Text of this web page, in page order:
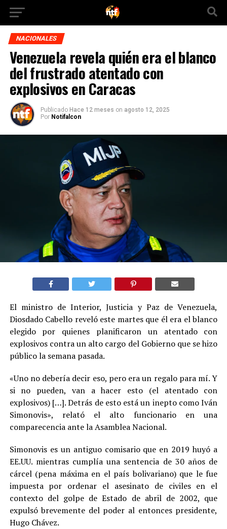
NACIONALES
Venezuela revela quién era el blanco
del frustrado atentado con
explosivos en Caracas
Publicado Hace 12 meses on agosto 12, 2025
Por Notifalcon
El ministro de Interior, Justicia y Paz de Venezuela,
Diosdado Cabello reveló este martes que él era el blanco
elegido por quienes planificaron un atentado con
explosivos contra un alto cargo del Gobierno que se hizo
público la semana pasada.
«Uno no debería decir eso, pero era un regalo para mí. Y
si no pueden, van a hacer esto (el atentado con
explosivos) […]. Detrás de esto está un inepto como Iván
Simonovis», relató el alto funcionario en una
comparecencia ante la Asamblea Nacional.
Simonovis es un antiguo comisario que en 2019 huyó a
EE.UU. mientras cumplía una sentencia de 30 años de
cárcel (pena máxima en el país bolivariano) que le fue
impuesta por ordenar el asesinato de civiles en el
contexto del golpe de Estado de abril de 2002, que
expulsó brevemente del poder al entonces presidente,
Hugo Chávez.